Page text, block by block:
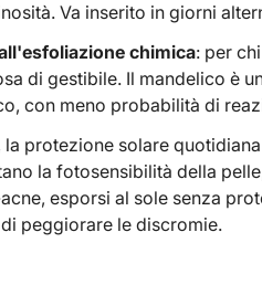
Va inserito in giorni
chimica: per
di gestibile. Il mandelico è
con meno probabilità di
protezione solare
la fotosensibilità della
esporsi al sole senza
peggiorare le discromie.